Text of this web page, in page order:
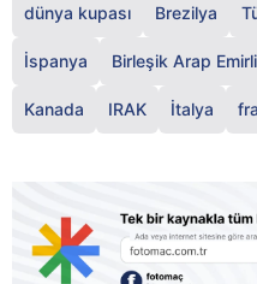
dünya kupası Brezilya
İspanya Birleşik Arap
Kanada IRAK İtalya